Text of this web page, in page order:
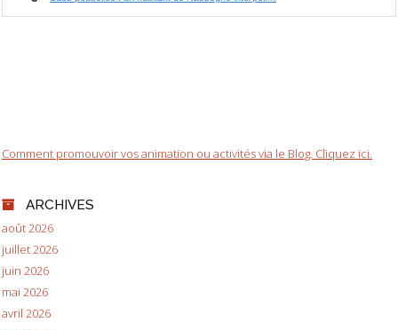
Comment promouvoir vos animation ou activités via le Blog. Cliquez ici.
ARCHIVES
août 2026
juillet 2026
juin 2026
mai 2026
avril 2026